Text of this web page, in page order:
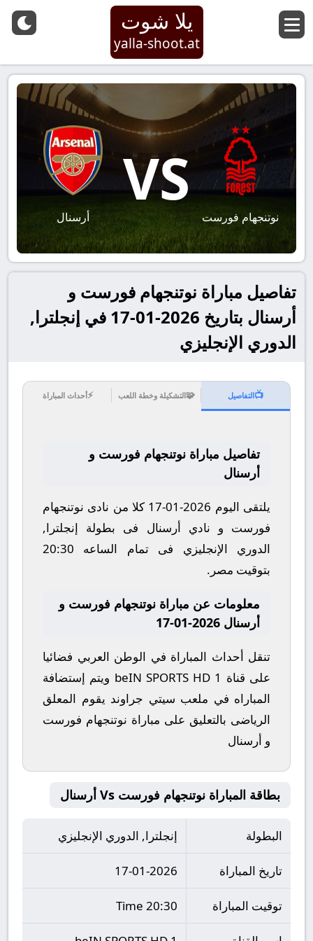
يلا شوت
yalla-shoot.at
نوتنجهام فورست
VS
أرسنال
تفاصيل مباراة نوتنجهام فورست و
أرسنال بتاريخ 2026-01-17 في إنجلترا,
الدوري الإنجليزي
📺التفاصيل 🧩التشكيلة وخطة اللعب ⚡أحداث المباراة
تفاصيل مباراة نوتنجهام فورست و
أرسنال
يلتقى اليوم 2026-01-17 كلا من نادى نوتنجهام
فورست و نادي أرسنال فى بطولة إنجلترا,
الدوري الإنجليزي فى تمام الساعه 20:30
بتوقيت مصر.
معلومات عن مباراة نوتنجهام فورست و
أرسنال 2026-01-17
تنقل أحداث المباراة في الوطن العربي فضائيا
على قناة beIN SPORTS HD 1 ويتم إستضافة
المباراه في ملعب سيتي جراوند يقوم المعلق
الرياضى بالتعليق على مباراة نوتنجهام فورست
و أرسنال
بطاقة المباراة نوتنجهام فورست Vs أرسنال
البطولة إنجلترا, الدوري الإنجليزي
تاريخ المباراة 17-01-2026
توقيت المباراة 20:30 Time